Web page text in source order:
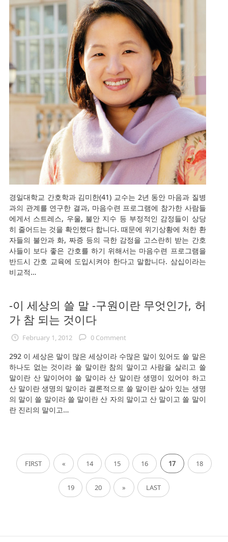
경일대학교 간호학과 김미한(41) 교수는 2년 동안 마음과 질병
과의 관계를 연구한 결과, 마음수련 프로그램에 참가한 사람들
에게서 스트레스, 우울, 불안 지수 등 부정적인 감정들이 상당
히 줄어드는 것을 확인했다 합니다. 때문에 위기상황에 처한 환
자들의 불안과 화, 짜증 등의 극한 감정을 고스란히 받는 간호
사들이 보다 좋은 간호를 하기 위해서는 마음수련 프로그램을
반드시 간호 교육에 도입시켜야 한다고 말합니다. 삼십이라는
비교적…
-이 세상의 쓸 말 -구원이란 무엇인가, 허
가 참 되는 것이다
February 1, 2012 0 Comment
292 이 세상은 말이 많은 세상이라 수많은 말이 있어도 쓸 말은
하나도 없는 것이라 쓸 말이란 참의 말이고 사람을 살리고 쓸
말이란 산 말이어야 쓸 말이라 산 말이란 생명이 있어야 하고
산 말이란 생명의 말이라 결론적으로 쓸 말이란 살아 있는 생명
의 말이 쓸 말이라 쓸 말이란 산 자의 말이고 산 말이고 쓸 말이
란 진리의 말이고…
FIRST « 14 15 16 17 18
19 20 » LAST